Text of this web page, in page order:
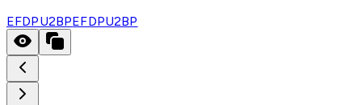
EFDPU2BPEFDPU2BP